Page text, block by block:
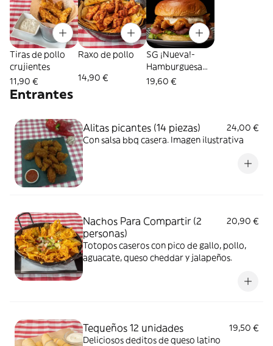
Tiras de pollo
crujientes
11,90 €
Raxo de pollo
14,90 €
SG ¡Nueva!-
Hamburguesa
crujiente de
19,60 €
Entrantes
Alitas picantes (14 piezas)
24,00 €
Con salsa bbq casera. Imagen ilustrativa
Nachos Para Compartir (2
personas)
20,90 €
Totopos caseros con pico de gallo, pollo,
aguacate, queso cheddar y jalapeños.
Tequeños 12 unidades
19,50 €
Deliciosos deditos de queso latino